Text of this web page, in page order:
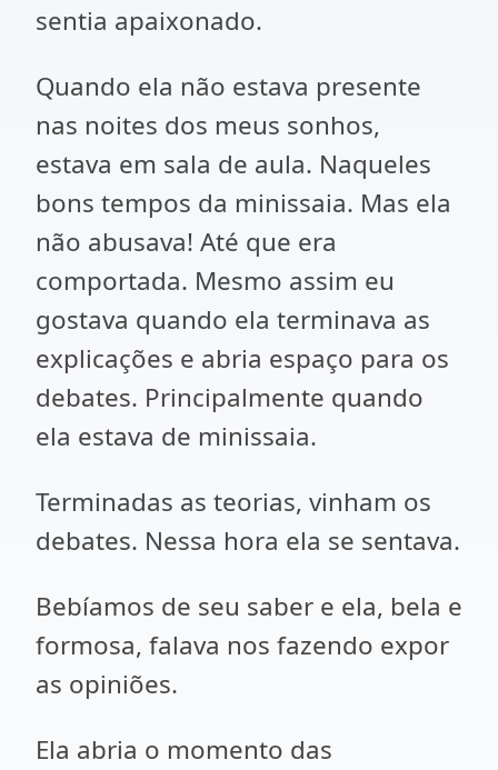
sentia apaixonado.
Quando ela não estava presente
nas noites dos meus sonhos,
estava em sala de aula. Naqueles
bons tempos da minissaia. Mas ela
não abusava! Até que era
comportada. Mesmo assim eu
gostava quando ela terminava as
explicações e abria espaço para os
debates. Principalmente quando
ela estava de minissaia.
Terminadas as teorias, vinham os
debates. Nessa hora ela se sentava.
Bebíamos de seu saber e ela, bela e
formosa, falava nos fazendo expor
as opiniões.
Ela abria o momento das